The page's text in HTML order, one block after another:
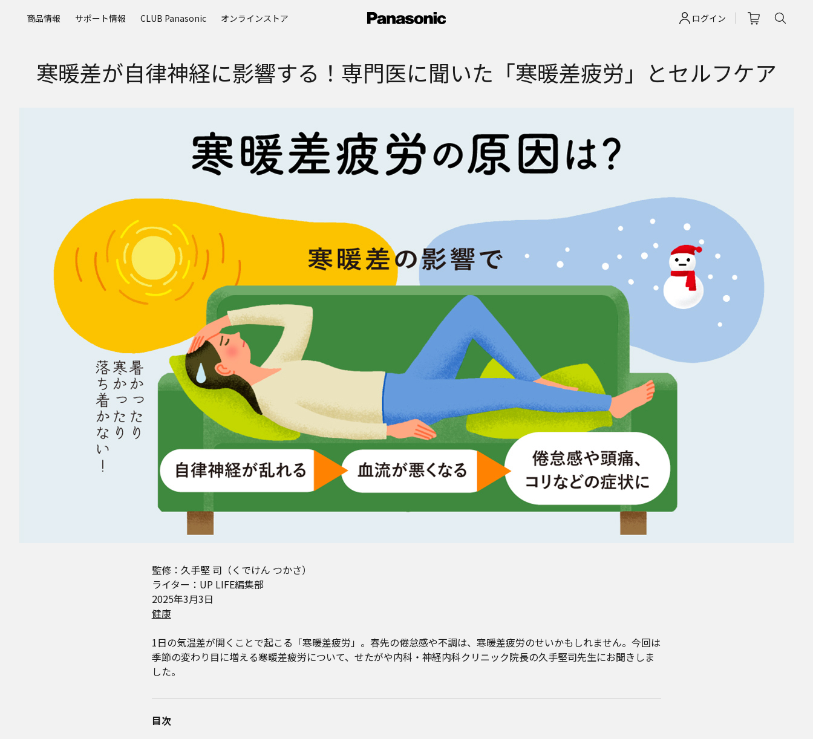
ログイン
商品情報 サポート情報 CLUB Panasonic オンラインストア
寒暖差が自律神経に影響する！専門医に聞いた「寒暖差疲労」とセルフケア
監修：久手堅 司（くでけん つかさ）
ライター：UP LIFE編集部
2025年3月3日
健康
1日の気温差が開くことで起こる「寒暖差疲労」。春先の倦怠感や不調は、寒暖差疲労のせいかもしれません。今回は
季節の変わり目に増える寒暖差疲労について、せたがや内科・神経内科クリニック院長の久手堅司先生にお聞きしま
した。
目次